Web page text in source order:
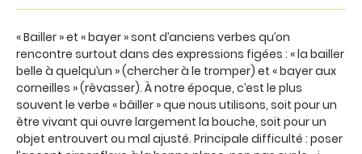
« Bailler » et « bayer » sont d’anciens verbes qu’on
rencontre surtout dans des expressions figées : « la bailler
belle à quelqu’un » (chercher à le tromper) et « bayer aux
corneilles » (rêvasser). À notre époque, c’est le plus
souvent le verbe « bâiller » que nous utilisons, soit pour un
être vivant qui ouvre largement la bouche, soit pour un
objet entrouvert ou mal ajusté. Principale difficulté : poser